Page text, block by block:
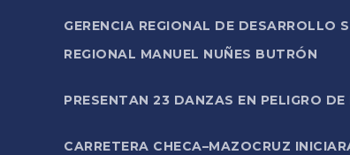
GERENCIA REGIONAL DE DESARROLLO
REGIONAL MANUEL NUÑES BUTRÓN
PRESENTAN 23 DANZAS EN PELIGRO
CARRETERA CHECA–MAZOCRUZ